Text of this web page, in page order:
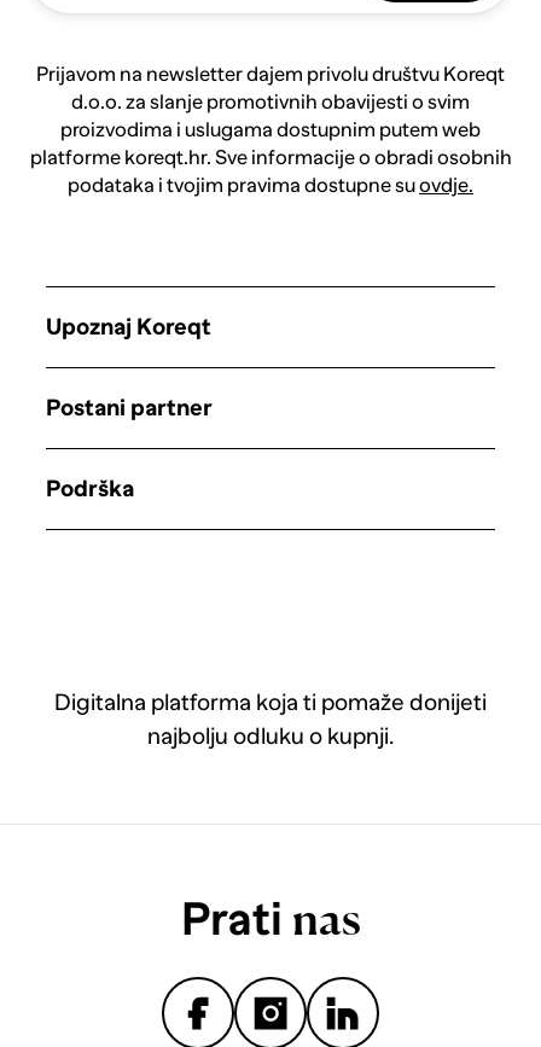
Prijavom na newsletter dajem privolu društvu Koreqt
d.o.o. za slanje promotivnih obavijesti o svim
proizvodima i uslugama dostupnim putem web
platforme koreqt.hr. Sve informacije o obradi osobnih
podataka i tvojim pravima dostupne suovdje.
Digitalna platforma koja ti pomaže donijeti
najbolju odluku o kupnji.
Upoznaj Koreqt
Postani partner
Podrška
Prati nas